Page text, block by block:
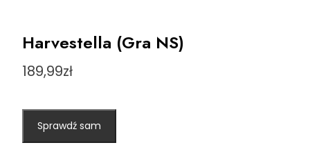
Harvestella (Gra NS)
189,99zł
Sprawdź sam